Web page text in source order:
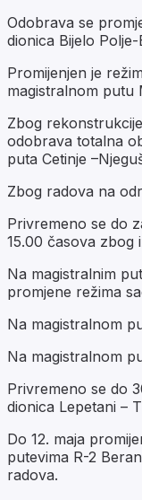
Odobrava se
dionica Bijelo
Promijenjen je
magistralnom putu
Zbog
odobrava totalna
puta Cetinje
Zbog radova na
Privremeno se do
15.00 časova zbog
Na magistralnim
promjene režima
Na magistralnom
Na magistralnom
Privremeno se do
dionica Lepetani –
Do 12. maja
putevima R-2
radova.